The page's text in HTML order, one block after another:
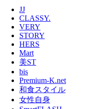
JJ
CLASSY.
VERY
STORY
HERS
Mart
美ST
bis
Premium-K.net
和食スタイル
女性自身